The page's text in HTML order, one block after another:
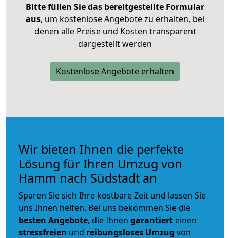
Bitte füllen Sie das bereitgestellte Formular
aus, um kostenlose Angebote zu erhalten, bei
denen alle Preise und Kosten transparent
dargestellt werden
Kostenlose Angebote erhalten
Wir bieten Ihnen die perfekte
Lösung für Ihren Umzug von
Hamm nach Südstadt an
Sparen Sie sich Ihre kostbare Zeit und lassen Sie
uns Ihnen helfen. Bei uns bekommen Sie die
besten Angebote, die Ihnen garantiert einen
stressfreien und reibungsloses Umzug von